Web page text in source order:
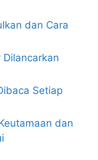
dan Cara
Dilancarkan
Setiap
dan